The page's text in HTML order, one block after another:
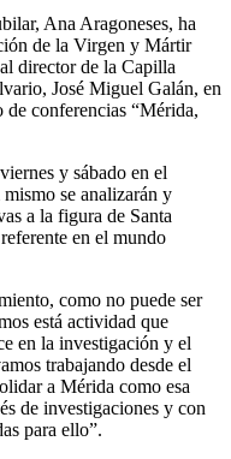
Ana Aragoneses, ha
de la Virgen y Mártir
director de la Capilla
José Miguel Galán, en
conferencias “Mérida,
y sábado en el
se analizarán y
a la figura de Santa
en el mundo
como no puede ser
está actividad que
en la investigación y el
trabajando desde el
a Mérida como esa
de investigaciones y con
para ello”.